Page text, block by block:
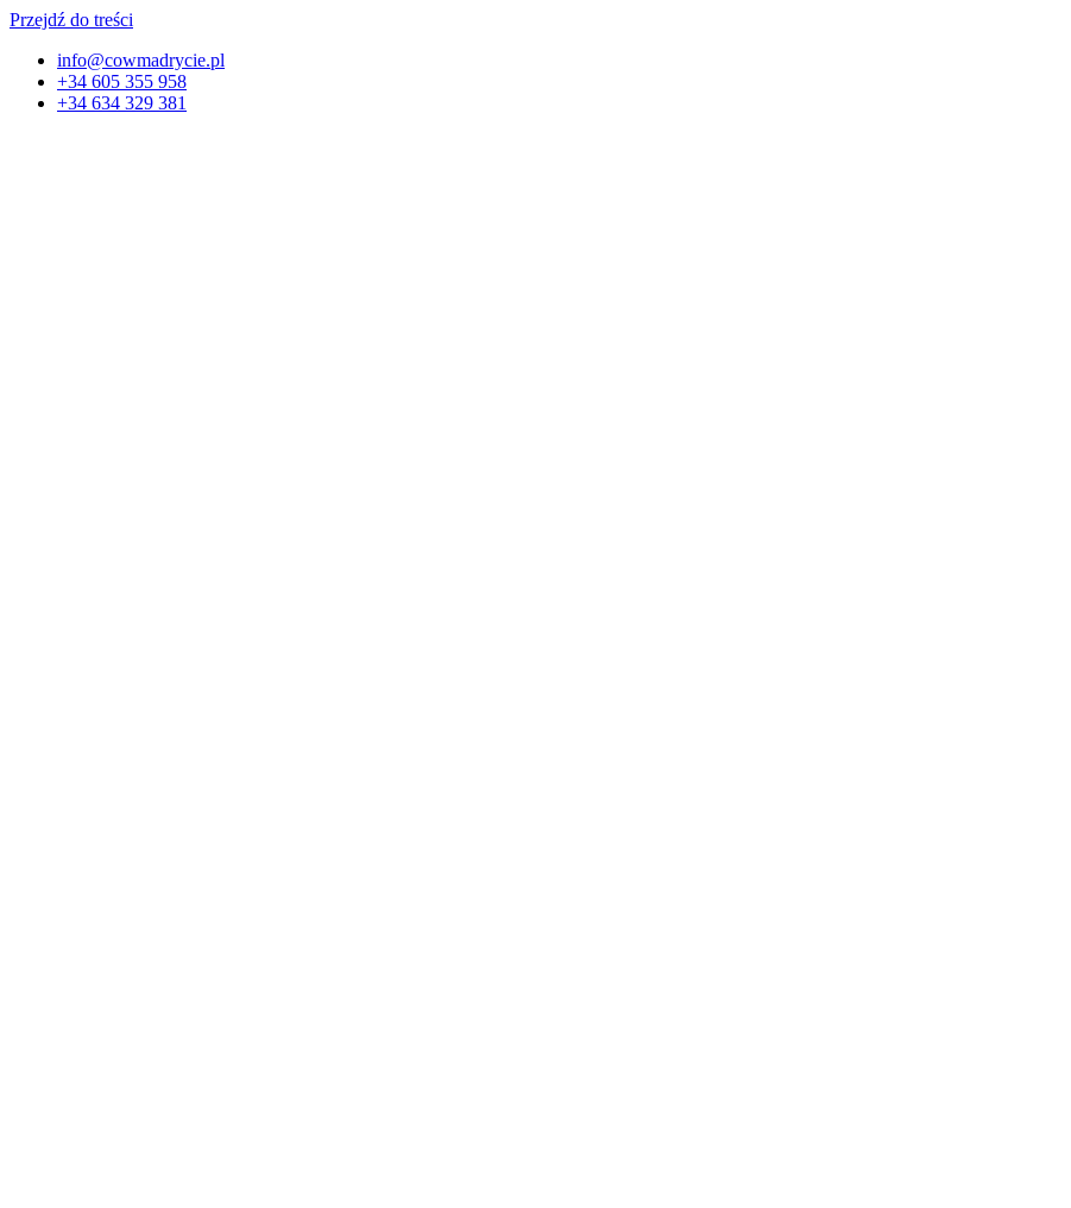
Przejdź do treści
info@cowmadrycie.pl
+34 605 355 958
+34 634 329 381​